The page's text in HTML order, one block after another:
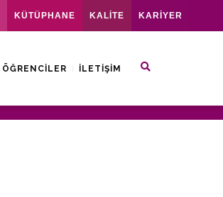
KÜTÜPHANE KALİTE KARİYER
ÖĞRENCILER İLETIŞIM